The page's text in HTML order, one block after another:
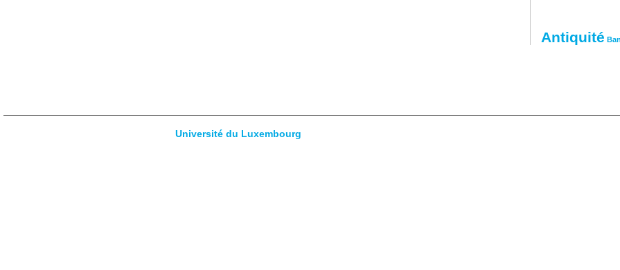
Antiquité
Université du Luxembourg